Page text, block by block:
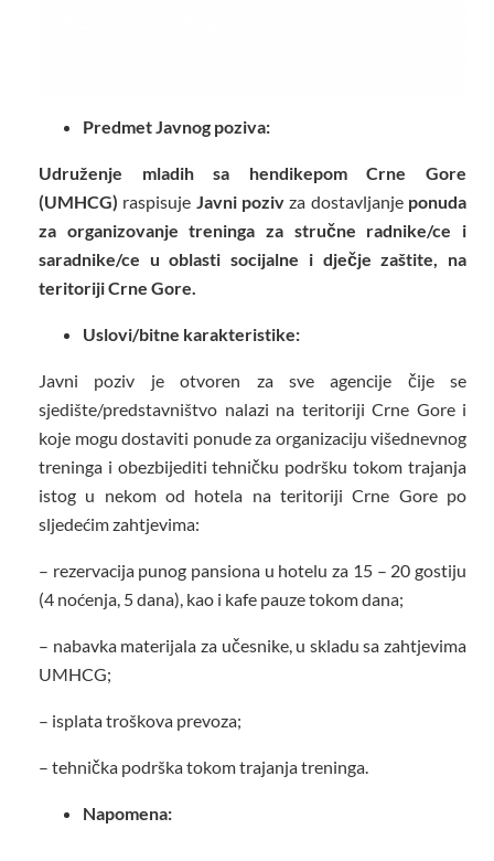
Predmet Javnog poziva:
Udruženje mladih sa hendikepom Crne Gore
(UMHCG) raspisuje Javni poziv za dostavljanje ponuda
za organizovanje treninga za stručne radnike/ce i
saradnike/ce u oblasti socijalne i dječje zaštite, na
teritoriji Crne Gore.
Uslovi/bitne karakteristike:
Javni poziv je otvoren za sve agencije čije se
sjedište/predstavništvo nalazi na teritoriji Crne Gore i
koje mogu dostaviti ponude za organizaciju višednevnog
treninga i obezbijediti tehničku podršku tokom trajanja
istog u nekom od hotela na teritoriji Crne Gore po
sljedećim zahtjevima:
– rezervacija punog pansiona u hotelu za 15 – 20 gostiju
(4 noćenja, 5 dana), kao i kafe pauze tokom dana;
– nabavka materijala za učesnike, u skladu sa zahtjevima
UMHCG;
– isplata troškova prevoza;
– tehnička podrška tokom trajanja treninga.
Napomena: